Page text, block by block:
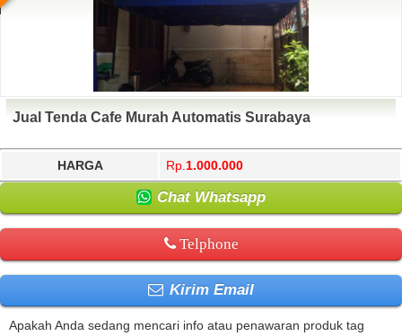
Jual Tenda Cafe Murah Automatis Surabaya
HARGA Rp. 1.000.000
Chat Whatsapp
Telphone
Kirim Email
Apakah Anda sedang mencari info atau penawaran produk tag